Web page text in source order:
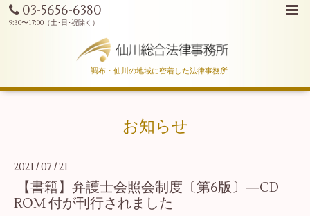
03-5656-6380
調布・仙川の地域に密着した法律事務所
お知らせ
2021 / 07 / 21
【書籍】弁護士会照会制度〔第6版〕―CD-
ROM 付が刊行されました